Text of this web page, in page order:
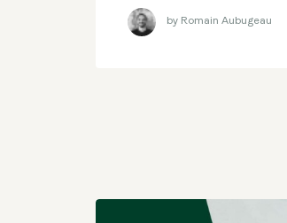
by Romain Aubugeau